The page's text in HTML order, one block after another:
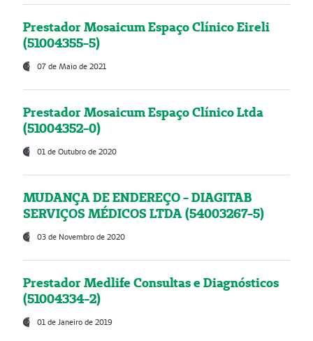
Prestador Mosaicum Espaço Clínico Eireli
(51004355-5)
07 de Maio de 2021
Prestador Mosaicum Espaço Clínico Ltda
(51004352-0)
01 de Outubro de 2020
MUDANÇA DE ENDEREÇO - DIAGITAB
SERVIÇOS MÉDICOS LTDA (54003267-5)
03 de Novembro de 2020
Prestador Medlife Consultas e Diagnósticos
(51004334-2)
01 de Janeiro de 2019